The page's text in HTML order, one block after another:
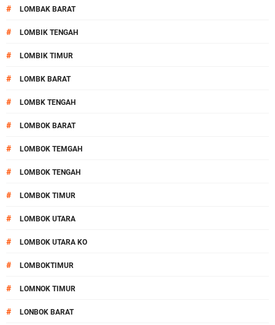
# LOMBAK BARAT
# LOMBIK TENGAH
# LOMBIK TIMUR
# LOMBK BARAT
# LOMBK TENGAH
# LOMBOK BARAT
# LOMBOK TEMGAH
# LOMBOK TENGAH
# LOMBOK TIMUR
# LOMBOK UTARA
# LOMBOK UTARA KO
# LOMBOKTIMUR
# LOMNOK TIMUR
# LONBOK BARAT